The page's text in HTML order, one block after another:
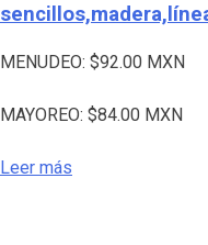
MENUDEO: $92.00 MXN
MAYOREO: $84.00 MXN
Leer más